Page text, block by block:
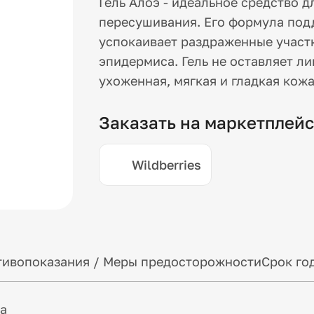
пересушивания. Его формула
успокаивает раздраженные
эпидермиса. Гель не оставляет
ухоженная, мягкая и гладкая
Заказать на
Wildberries
/ Меры предосторожностиСрок